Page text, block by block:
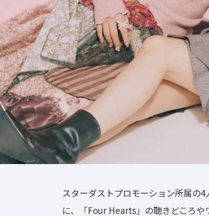
スターダストプロモーション所属の
に、「Four Hearts」の聴きどころや